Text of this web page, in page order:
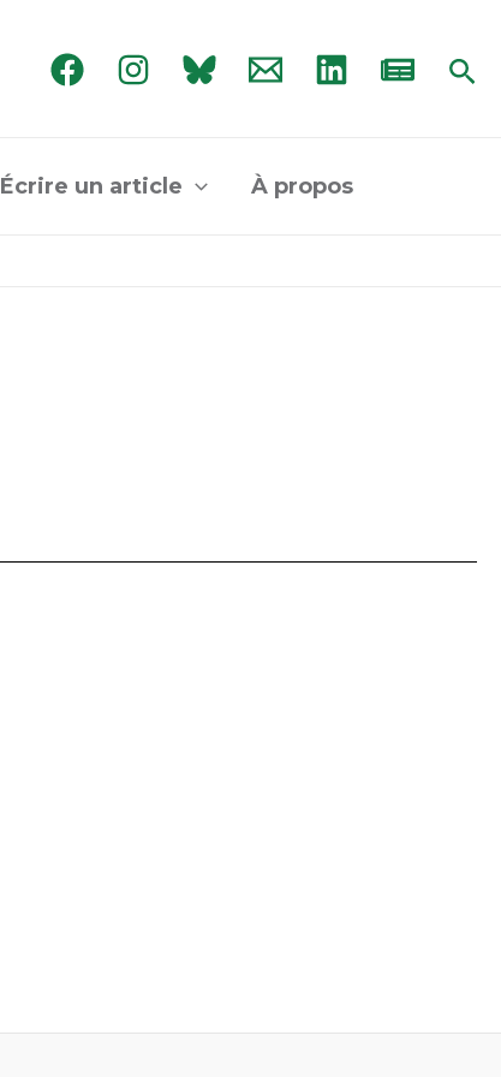
Écrire un article À propos